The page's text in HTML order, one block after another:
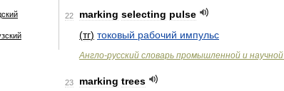
22 marking selecting pulse
(тг) токовый рабочий импульс
Англо-русский словарь промышленной и научной
23 marking trees